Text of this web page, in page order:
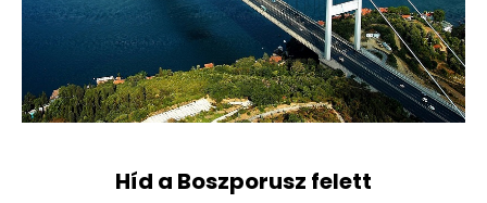
Híd a Boszporusz felett